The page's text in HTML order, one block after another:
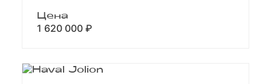
Цена
1 620 000 ₽